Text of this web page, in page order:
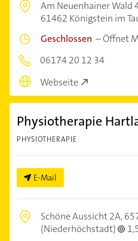
Am Neuenhainer Wald
61462 Königstein im
Geschlossen –Öffnet
06174 20 12 34
Webseite
Physiotherapie
PHYSIOTHERAPIE
E-Mail
Schöne Aussicht 2A,
(Niederhöchstadt)